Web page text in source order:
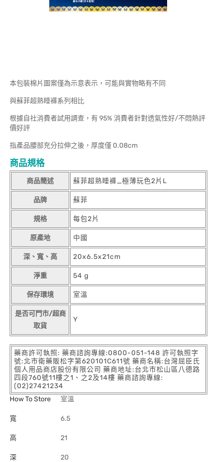
本包裝棉片圖案僅為示意表示，可能與實物略有不同
與蘇菲超熟睡褲系列相比
根據自社消費者試用調查，有 95% 消費者針對透氣性好/不悶熱評
價好評
指產品腰部充分拉伸之後，厚度僅 0.08cm
商品規格
商品簡述 蘇菲超熟睡褲_極薄玩色2片L
品牌 蘇菲
規格 每包2片
原產地 中國
深、寬、高 20x6.5x21cm
淨重 54 g
保存環境 室溫
是否可門市/超商
取貨
Y
藥商許可執照: 藥商諮詢專線:0800-051-148 許可執照字
號:北市衛藥販松字第620101C611號 藥商名稱:台灣屈臣氏
個人用品商店股份有限公司 藥商地址:台北市松山區八德路
四段760號11樓之1、之2及14樓 藥商諮詢專線:
(02)27421234
How To Store
室溫
寬 6.5
高 21
深 20